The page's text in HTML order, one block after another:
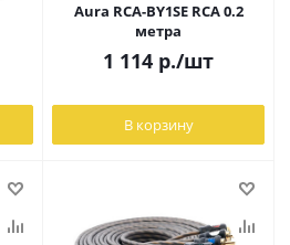
Aura RCA-BY1SE RCA 0.2
метра
1 114 р./шт
В корзину